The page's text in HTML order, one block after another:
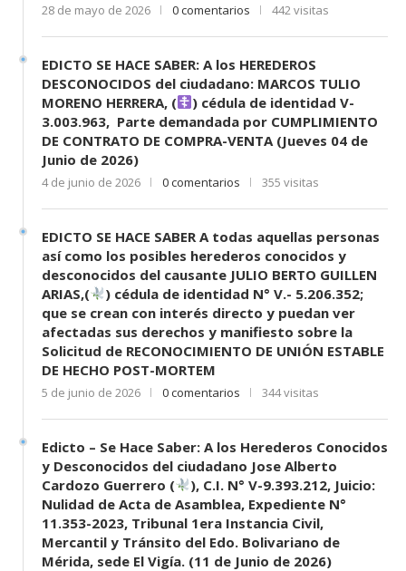
28 de mayo de 2026 0 comentarios 442 visitas
EDICTO SE HACE SABER: A los HEREDEROS
DESCONOCIDOS del ciudadano: MARCOS TULIO
MORENO HERRERA, (
) cédula de identidad V-
3.003.963, Parte demandada por CUMPLIMIENTO
DE CONTRATO DE COMPRA-VENTA (Jueves 04 de
Junio de 2026)
4 de junio de 2026 0 comentarios 355 visitas
EDICTO SE HACE SABER A todas aquellas personas
así como los posibles herederos conocidos y
desconocidos del causante JULIO BERTO GUILLEN
ARIAS,(
) cédula de identidad N° V.- 5.206.352;
que se crean con interés directo y puedan ver
afectadas sus derechos y manifiesto sobre la
Solicitud de RECONOCIMIENTO DE UNIÓN ESTABLE
DE HECHO POST-MORTEM
5 de junio de 2026 0 comentarios 344 visitas
Edicto – Se Hace Saber: A los Herederos Conocidos
y Desconocidos del ciudadano Jose Alberto
Cardozo Guerrero (
), C.I. N° V-9.393.212, Juicio:
Nulidad de Acta de Asamblea, Expediente N°
11.353-2023, Tribunal 1era Instancia Civil,
Mercantil y Tránsito del Edo. Bolivariano de
Mérida, sede El Vigía. (11 de Junio de 2026)